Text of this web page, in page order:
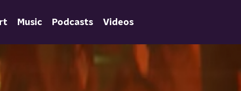
Music Podcasts Videos